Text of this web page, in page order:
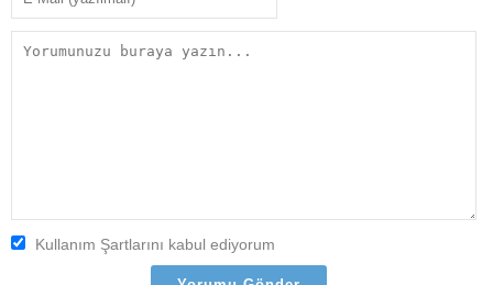
Kullanım Şartlarını kabul ediyorum